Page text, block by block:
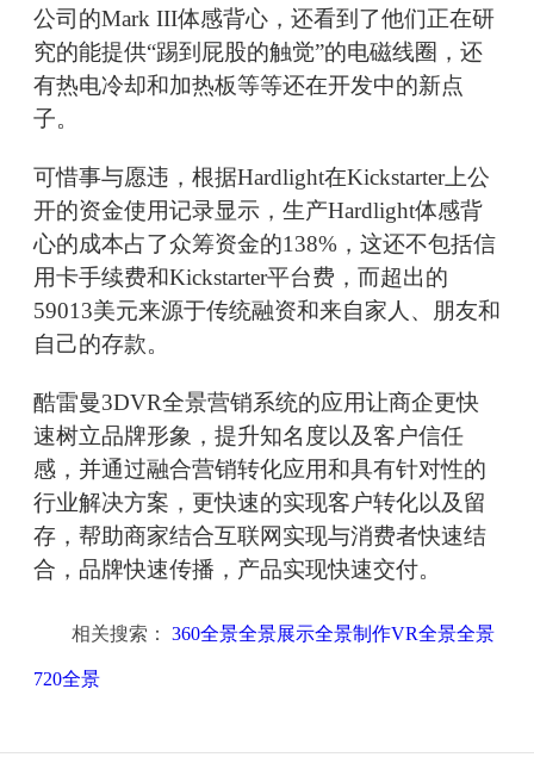
公司的Mark III体感背心，还看到了他们正在研
究的能提供“踢到屁股的触觉”的电磁线圈，还
有热电冷却和加热板等等还在开发中的新点
子。
可惜事与愿违，根据Hardlight在Kickstarter上公
开的资金使用记录显示，生产Hardlight体感背
心的成本占了众筹资金的138%，这还不包括信
用卡手续费和Kickstarter平台费，而超出的
59013美元来源于传统融资和来自家人、朋友和
自己的存款。
酷雷曼3DVR全景营销系统的应用让商企更快
速树立品牌形象，提升知名度以及客户信任
感，并通过融合营销转化应用和具有针对性的
行业解决方案，更快速的实现客户转化以及留
存，帮助商家结合互联网实现与消费者快速结
合，品牌快速传播，产品实现快速交付。
相关搜索： 360全景全景展示全景制作VR全景全景
720全景